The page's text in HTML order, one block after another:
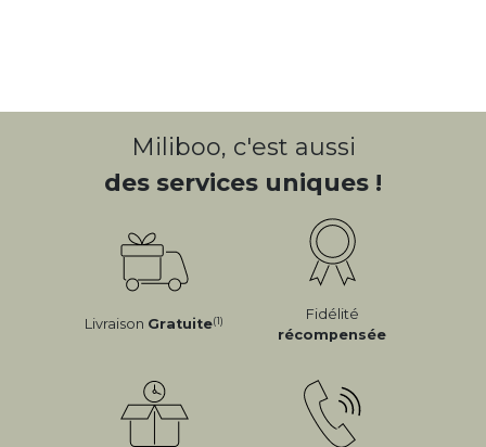
Miliboo, c'est aussi
des services uniques !
Livraison Gratuite(1)
Fidélité
récompensée